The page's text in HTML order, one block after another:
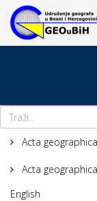
Acta
Acta
English